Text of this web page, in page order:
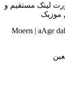
لینک مستقیم و
موزیک
Moeen | aAge